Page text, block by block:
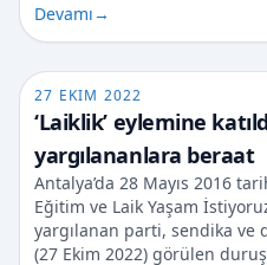
Devamı→
27 EKIM 2022
‘Laiklik’ eylemine
yargılananlara beraat
Antalya’da 28 Mayıs 2016
Eğitim ve Laik Yaşam
yargılanan parti, sendika ve
(27 Ekim 2022) görülen